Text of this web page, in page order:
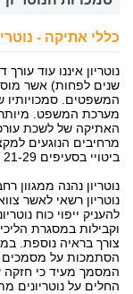
סמכויות נוטריון
צוואה נוטריונית
הסכם ממון בפני
בירור כשרות משפטית
אישור נוטריוני
אופן ביצוע הפעולה
נוטריון - אתיקה
רישיון נוטריון
משרד נוטריון -
כללי אתיקה -
נוטריון איננו עוד
שנים לפחות) אשר
המשפטים. סמכויותיו
מערכת המשפט. מיותר
האתיקה של לשכת
מרחיבים הנוגעים
ביטויי בסעיפים 21-29 בחוק הנוטריונים.
נוטריון נהנה ממגוון
נוטריון רשאי לאשר
להעניק ייפוי כוח
וקבילות במסגרת
צורך בראיה נוספת.
הסתמכות על מסמכים
המסמך מעיד כי חזקה
החלים על נוטריונים